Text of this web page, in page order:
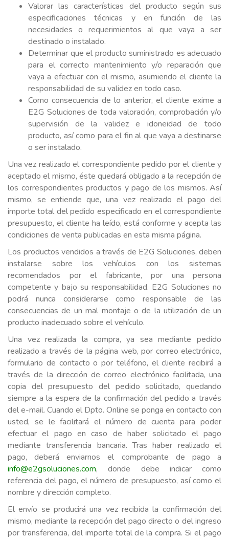
Valorar las características del producto según sus
especificaciones técnicas y en función de las
necesidades o requerimientos al que vaya a ser
destinado o instalado.
Determinar que el producto suministrado es adecuado
para el correcto mantenimiento y/o reparación que
vaya a efectuar con el mismo, asumiendo el cliente la
responsabilidad de su validez en todo caso.
Como consecuencia de lo anterior, el cliente exime a
E2G Soluciones de toda valoración, comprobación y/o
supervisión de la validez e idoneidad de todo
producto, así como para el fin al que vaya a destinarse
o ser instalado.
Una vez realizado el correspondiente pedido por el cliente y
aceptado el mismo, éste quedará obligado a la recepción de
los correspondientes productos y pago de los mismos. Así
mismo, se entiende que, una vez realizado el pago del
importe total del pedido especificado en el correspondiente
presupuesto, el cliente ha leído, está conforme y acepta las
condiciones de venta publicadas en esta misma página.
Los productos vendidos a través de E2G Soluciones, deben
instalarse sobre los vehículos con los sistemas
recomendados por el fabricante, por una persona
competente y bajo su responsabilidad. E2G Soluciones no
podrá nunca considerarse como responsable de las
consecuencias de un mal montaje o de la utilización de un
producto inadecuado sobre el vehículo.
Una vez realizada la compra, ya sea mediante pedido
realizado a través de la página web, por correo electrónico,
formulario de contacto o por teléfono, el cliente recibirá a
través de la dirección de correo electrónico facilitada, una
copia del presupuesto del pedido solicitado, quedando
siempre a la espera de la confirmación del pedido a través
del e-mail. Cuando el Dpto. Online se ponga en contacto con
usted, se le facilitará el número de cuenta para poder
efectuar el pago en caso de haber solicitado el pago
mediante transferencia bancaria. Tras haber realizado el
pago, deberá enviarnos el comprobante de pago a
info@e2gsoluciones.com, donde debe indicar como
referencia del pago, el número de presupuesto, así como el
nombre y dirección completo.
El envío se producirá una vez recibida la confirmación del
mismo, mediante la recepción del pago directo o del ingreso
por transferencia, del importe total de la compra. Si el pago